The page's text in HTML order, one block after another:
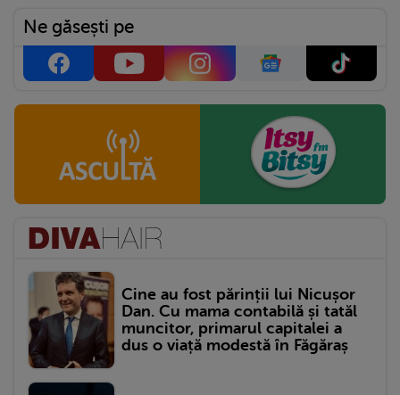
Ne găsești pe
Cine au fost părinții lui Nicușor
Dan. Cu mama contabilă și tatăl
muncitor, primarul capitalei a
dus o viață modestă în Făgăraș